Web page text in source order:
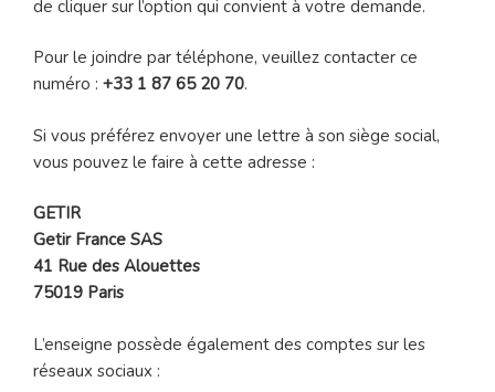
de cliquer sur l’option qui convient à votre demande.
Pour le joindre par téléphone, veuillez contacter ce
numéro : +33 1 87 65 20 70.
Si vous préférez envoyer une lettre à son siège social,
vous pouvez le faire à cette adresse :
GETIR
Getir France SAS
41 Rue des Alouettes
75019 Paris
L’enseigne possède également des comptes sur les
réseaux sociaux :